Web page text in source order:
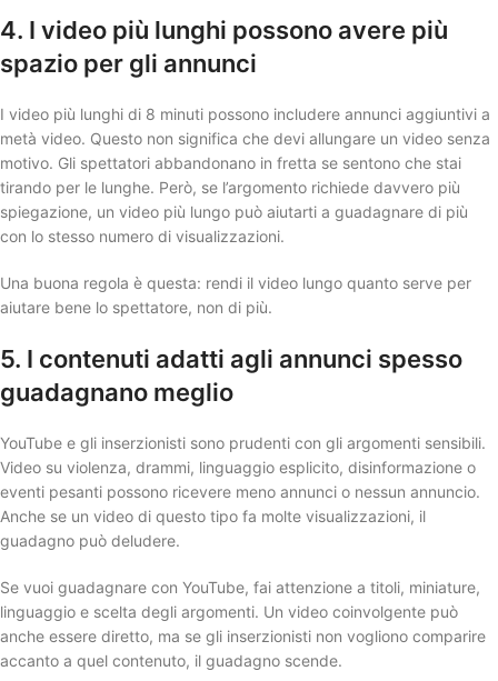
4. I video più lunghi possono avere più
spazio per gli annunci
I video più lunghi di 8 minuti possono includere annunci aggiuntivi a
metà video. Questo non significa che devi allungare un video senza
motivo. Gli spettatori abbandonano in fretta se sentono che stai
tirando per le lunghe. Però, se l’argomento richiede davvero più
spiegazione, un video più lungo può aiutarti a guadagnare di più
con lo stesso numero di visualizzazioni.
Una buona regola è questa: rendi il video lungo quanto serve per
aiutare bene lo spettatore, non di più.
5. I contenuti adatti agli annunci spesso
guadagnano meglio
YouTube e gli inserzionisti sono prudenti con gli argomenti sensibili.
Video su violenza, drammi, linguaggio esplicito, disinformazione o
eventi pesanti possono ricevere meno annunci o nessun annuncio.
Anche se un video di questo tipo fa molte visualizzazioni, il
guadagno può deludere.
Se vuoi guadagnare con YouTube, fai attenzione a titoli, miniature,
linguaggio e scelta degli argomenti. Un video coinvolgente può
anche essere diretto, ma se gli inserzionisti non vogliono comparire
accanto a quel contenuto, il guadagno scende.